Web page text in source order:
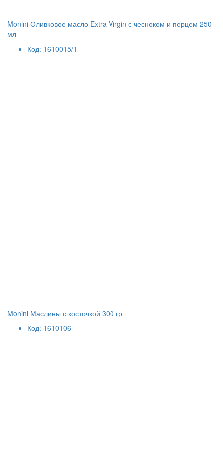
Monini Оливковое масло Extra Virgin с чесноком и перцем 250
мл
Код: 1610015/1
Monini Маслины с косточкой 300 гр
Код: 1610106